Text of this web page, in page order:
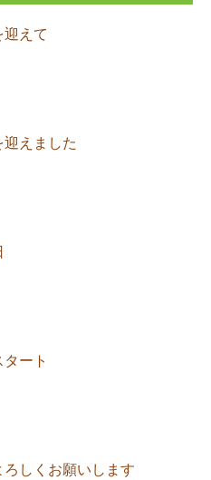
迎えて
迎えました
ート
ろしくお願いします